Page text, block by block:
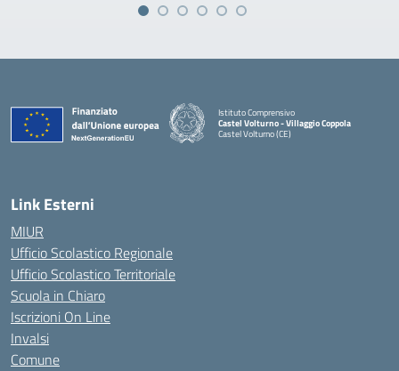
Istituto Comprensivo
Castel Volturno - Villaggio Coppola
Castel Volturno (CE)
Link Esterni
MIUR
Ufficio Scolastico Regionale
Ufficio Scolastico Territoriale
Scuola in Chiaro
Iscrizioni On Line
Invalsi
Comune